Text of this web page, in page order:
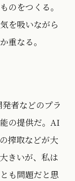
のをつくる。
を吸いながら
重なる。
者などのプラ
の提供だ。AI
搾取などが大
きいが、私は
も問題だと思